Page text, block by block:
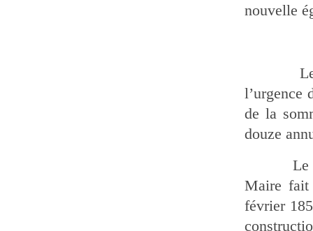
nouvelle
Le
l’urgence
de la
douze
Le 1er
Maire fait
février